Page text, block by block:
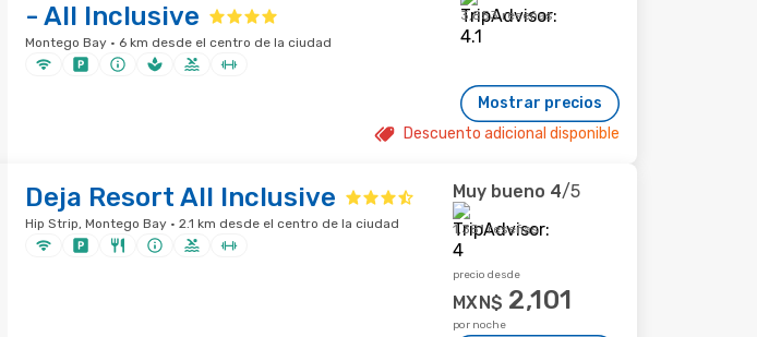
- All Inclusive
Montego Bay · 6 km desde el centro de la ciudad
3,853 reseñas
Mostrar precios
Descuento adicional disponible
Deja Resort All Inclusive
Hip Strip, Montego Bay · 2.1 km desde el centro de la ciudad
Muy bueno 4/5
1,381 reseñas
precio desde
MXN$ 2,101
por noche